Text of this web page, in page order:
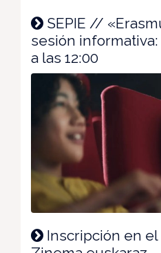
SEPIE //
sesión
a las 12:00
Inscripción en